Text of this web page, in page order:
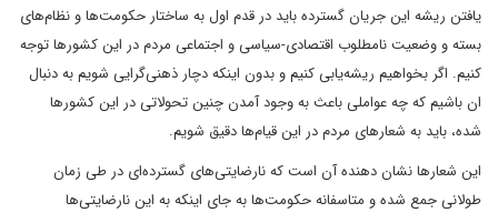
یافتن ریشه این جریان گسترده باید در قدم اول به ساختار حکومت‌ها و نظام‌های
بسته و وضعیت نامطلوب اقتصادی-سیاسی و اجتماعی مردم در این کشورها توجه
کنیم. اگر بخواهیم ریشه‌یابی کنیم و بدون اینکه دچار ذهنی‌گرایی شویم به دنبال
ان باشیم که چه عواملی باعث به وجود آمدن چنین تحولاتی در این کشورها
شده، باید به شعارهای مردم در این قیام‌ها دقیق شویم.
این شعارها نشان دهنده آن است که نارضایتی‌های گسترده‌ای در طی زمان
طولانی جمع شده و متاسفانه حکومت‌ها به جای اینکه به این نارضایتی‌ها